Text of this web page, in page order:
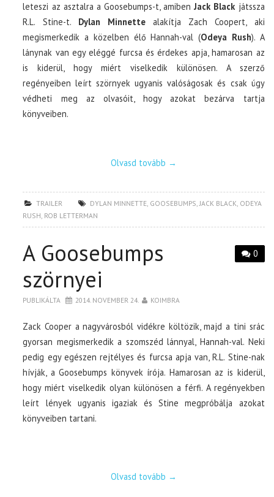
leteszi az asztalra a Goosebumps-t, amiben Jack Black játssza
R.L. Stine-t. Dylan Minnettealakítja Zach Coopert, aki
megismerkedik a közelben élő Hannah-val (Odeya Rush). A
lánynak van egy eléggé furcsa és érdekes apja, hamarosan az
is kiderül, hogy miért viselkedik különösen. A szerző
regényeiben leírt szörnyek ugyanis valóságosak és csak úgy
védheti meg az olvasóit, hogy azokat bezárva tartja
könyveiben.
Olvasd tovább →
TRAILER DYLAN MINNETTE, GOOSEBUMPS,JACK BLACK, ODEYA
RUSH, ROB LETTERMAN
0
A Goosebumps
szörnyei
PUBLIKÁLTA 2014. NOVEMBER 24. KOIMBRA
Zack Cooper a nagyvárosból vidékre költözik, majd a tini srác
gyorsan megismerkedik a szomszéd lánnyal, Hannah-val. Neki
pedig egy egészen rejtélyes és furcsa apja van, R.L. Stine-nak
hívják, a Goosebumps könyvek írója. Hamarosan az is kiderül,
hogy miért viselkedik olyan különösen a férfi. A regényekben
leírt lények ugyanis igaziak és Stine megpróbálja azokat
könyveiben tartani.
Olvasd tovább →